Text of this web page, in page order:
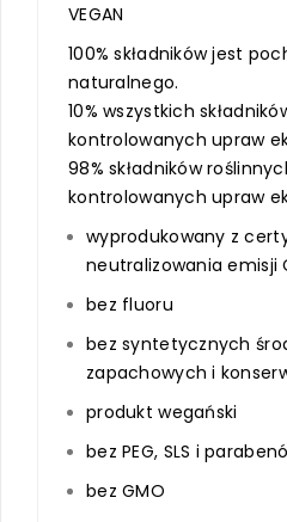
VEGAN
100% składników jest
naturalnego.
10% wszystkich
kontrolowanych upraw
98% składników
kontrolowanych upraw
wyprodukowany z
neutralizowania emisji
bez fluoru
bez syntetycznych
zapachowych i
produkt wegański
bez PEG, SLS i
bez GMO